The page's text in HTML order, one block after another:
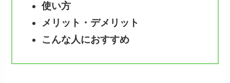
使い方
メリット・デメリット
こんな人におすすめ